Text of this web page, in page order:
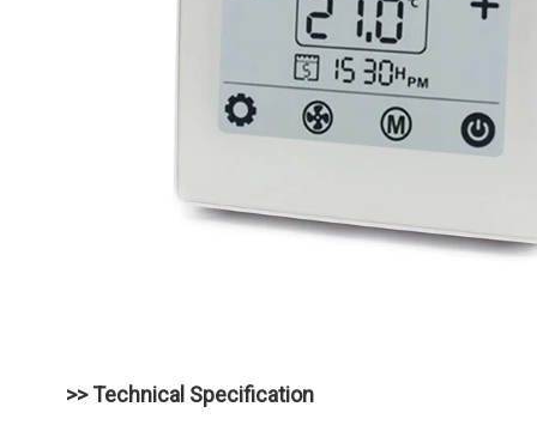
>> Technical Specification